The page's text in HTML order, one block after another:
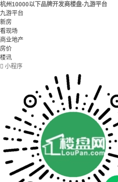
杭州10000以下品牌开发商楼盘-九游平台
九游平台
新房
看现场
商业地产
房价
楼讯
 小程序